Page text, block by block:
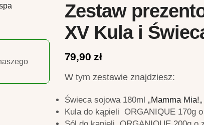
Zestaw
XV Kula i
79,90zł
W tym zestawie znajdziesz:
Świeca sojowa 180ml „Mamma Mia!„
Kula do kąpieli ORGANIQUE 170g